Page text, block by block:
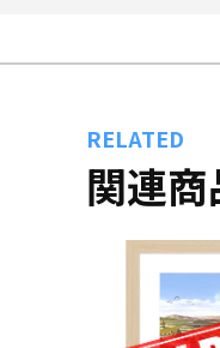
RELATED
関連商